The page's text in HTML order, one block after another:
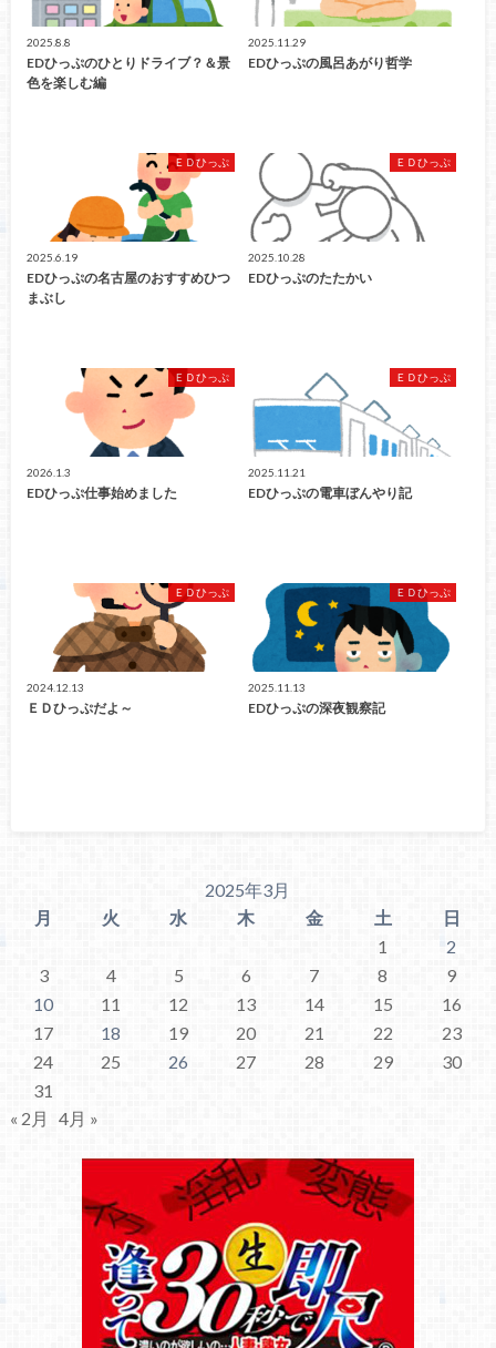
2025.8.8
EDひっぷのひとりドライブ？＆景
色を楽しむ編
2025.11.29
EDひっぷの風呂あがり哲学
ＥＤひっぷ
2025.6.19
EDひっぷの名古屋のおすすめひつ
まぶし
ＥＤひっぷ
2025.10.28
EDひっぷのたたかい
ＥＤひっぷ
2026.1.3
EDひっぷ仕事始めました
ＥＤひっぷ
2025.11.21
EDひっぷの電車ぼんやり記
ＥＤひっぷ
2024.12.13
ＥＤひっぷだよ～
ＥＤひっぷ
2025.11.13
EDひっぷの深夜観察記
2025年3月
月
火 水 木 金 土
日
1
2
3
4 5 6 7 8
9
10
11 12 13 14 15
16
17
18 19 20 21 22
23
24
25 26 27 28 29
30
31
« 2月
4月 »